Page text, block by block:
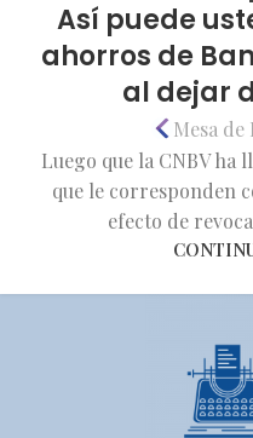
Así puede
ahorros de
al dejar
Mesa de
Luego que la CNBV ha
que le corresponden
efecto de